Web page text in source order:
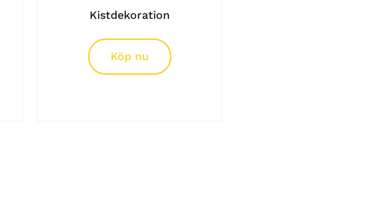
Kistdekoration
Köp nu